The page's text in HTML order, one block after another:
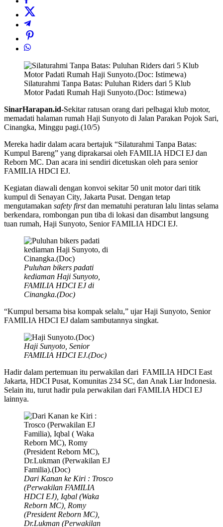
Silaturahmi Tanpa Batas: Puluhan Riders dari 5 Klub
Motor Padati Rumah Haji Sunyoto.(Doc: Istimewa)
SinarHarapan.id-Sekitar ratusan orang dari pelbagai klub motor,
memadati halaman rumah Haji Sunyoto di Jalan Parakan Pojok Sari,
Cinangka, Minggu pagi.(10/5)
Mereka hadir dalam acara bertajuk “Silaturahmi Tanpa Batas:
Kumpul Bareng” yang diprakarsai oleh FAMILIA HDCI EJ dan
Reborn MC. Dan acara ini sendiri dicetuskan oleh para senior
FAMILIA HDCI EJ.
Kegiatan diawali dengan konvoi sekitar 50 unit motor dari titik
kumpul di Senayan City, Jakarta Pusat. Dengan tetap
mengutamakan safety firstdan mematuhi peraturan lalu lintas selama
berkendara, rombongan pun tiba di lokasi dan disambut langsung
tuan rumah, Haji Sunyoto, Senior FAMILIA HDCI EJ.
Puluhan bikers padati
kediaman Haji Sunyoto,
FAMILIA HDCI EJ di
Cinangka.(Doc)
“Kumpul bersama bisa kompak selalu,” ujar Haji Sunyoto, Senior
FAMILIA HDCI EJ dalam sambutannya singkat.
Haji Sunyoto, Senior
FAMILIA HDCI EJ.(Doc)
Hadir dalam pertemuan itu perwakilan dari FAMILIA HDCI East
Jakarta, HDCI Pusat, Komunitas 234 SC, dan Anak Liar Indonesia.
Selain itu, turut hadir pula perwakilan dari FAMILIA HDCI EJ
lainnya.
Dari Kanan ke Kiri : Trosco
(Perwakilan FAMILIA
HDCI EJ), Iqbal (Waka
Reborn MC), Romy
(President Reborn MC),
Dr.Lukman (Perwakilan